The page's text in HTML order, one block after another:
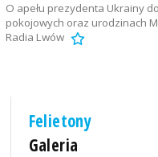
O apełu prezydenta Ukrainy
pokojowych oraz urodzinach
Radia Lwów
Felietony
Galeria